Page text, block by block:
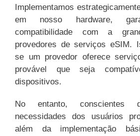
Implementamos
em nosso hardware,
compatibilidade com a
provedores de serviços eSIM.
se um provedor oferece
provável que seja
dispositivos.
No entanto, conscientes
necessidades dos usuários
além da implementação